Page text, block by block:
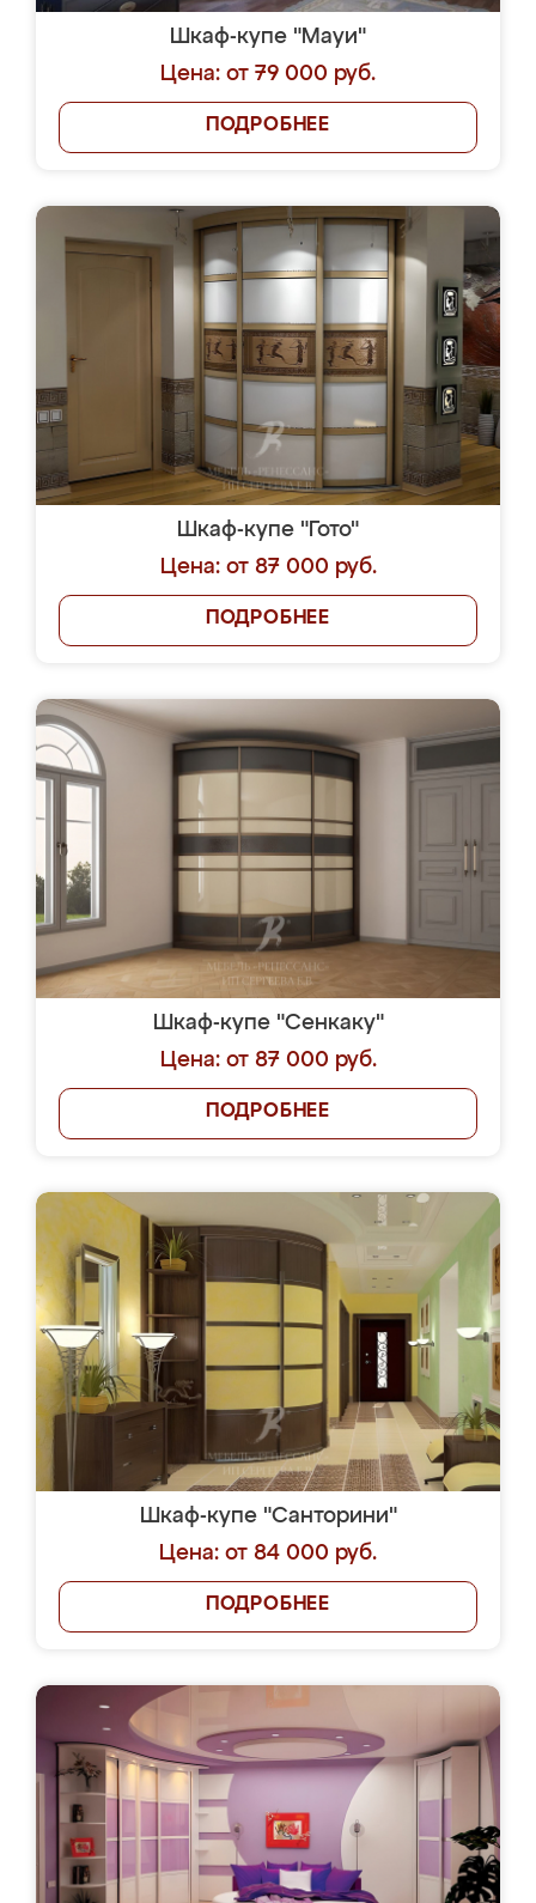
Шкаф-купе "Мауи"
Цена: от 79 000 руб.
ПОДРОБНЕЕ
Шкаф-купе "Гото"
Цена: от 87 000 руб.
ПОДРОБНЕЕ
Шкаф-купе "Сенкаку"
Цена: от 87 000 руб.
ПОДРОБНЕЕ
Шкаф-купе "Санторини"
Цена: от 84 000 руб.
ПОДРОБНЕЕ